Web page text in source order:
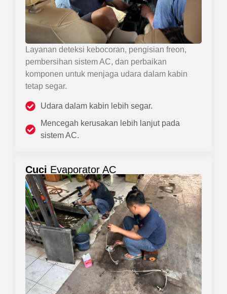
Layanan deteksi kebocoran, pengisian freon,
pembersihan sistem AC, dan perbaikan
komponen untuk menjaga udara dalam kabin
tetap segar.
Udara dalam kabin lebih segar.
Mencegah kerusakan lebih lanjut pada
sistem AC.
Cuci Evaporator AC